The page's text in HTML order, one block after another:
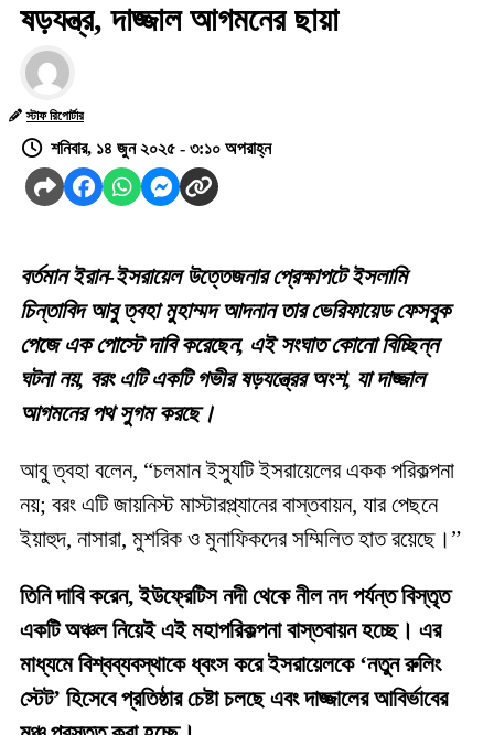
ষড়যন্ত্র, দাজ্জাল আগমনের ছায়া
স্টাফ রিপোর্টার
শনিবার, ১৪ জুন ২০২৫ - ৩:১০ অপরাহ্ন
বর্তমান ইরান-ইসরায়েল উত্তেজনার প্রেক্ষাপটে ইসলামি
চিন্তাবিদ আবু ত্বহা মুহাম্মদ আদনান তার ভেরিফায়েড ফেসবুক
পেজে এক পোস্টে দাবি করেছেন, এই সংঘাত কোনো বিচ্ছিন্ন
ঘটনা নয়, বরং এটি একটি গভীর ষড়যন্ত্রের অংশ, যা দাজ্জাল
আগমনের পথ সুগম করছে।
আবু ত্বহা বলেন, “চলমান ইস্যুটি ইসরায়েলের একক পরিকল্পনা
নয়; বরং এটি জায়নিস্ট মাস্টারপ্ল্যানের বাস্তবায়ন, যার পেছনে
ইয়াহুদ, নাসারা, মুশরিক ও মুনাফিকদের সম্মিলিত হাত রয়েছে।”
তিনি দাবি করেন, ইউফ্রেটিস নদী থেকে নীল নদ পর্যন্ত বিস্তৃত
একটি অঞ্চল নিয়েই এই মহাপরিকল্পনা বাস্তবায়ন হচ্ছে। এর
মাধ্যমে বিশ্বব্যবস্থাকে ধ্বংস করে ইসরায়েলকে ‘নতুন রুলিং
স্টেট’ হিসেবে প্রতিষ্ঠার চেষ্টা চলছে এবং দাজ্জালের আবির্ভাবের